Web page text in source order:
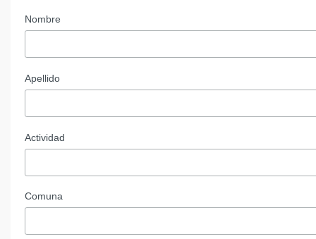
Nombre
Apellido
Actividad
Comuna